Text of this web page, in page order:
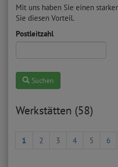
Mit uns haben Sie einen
Sie diesen Vorteil.
Postleitzahl
Suchen
Werkstätten (58)
1 2 3 4 5 6